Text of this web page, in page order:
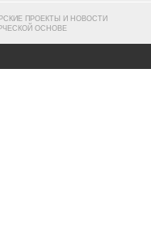
ПРОЕКТЫ И НОВОСТИ
ОСНОВЕ